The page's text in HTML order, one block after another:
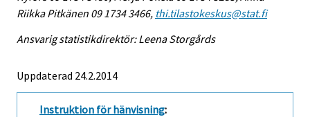
Riikka Pitkänen 09 1734 3466, thi.tilastokeskus@stat.fi
Ansvarig statistikdirektör: Leena Storgårds
Uppdaterad 24.2.2014
Instruktion för hänvisning: